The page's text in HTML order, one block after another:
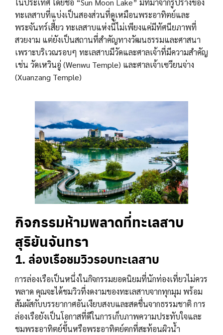
ทะเลสาบที่แบ่งเป็นสองส่วนที่ดูเหมือนพระอาทิตย์และ
พระจันทร์เสี้ยว ทะเลสาบแห่งนี้ไม่เพียงแค่มีทัศนียภาพที่
สวยงาม แต่ยังเป็นสถานที่สำคัญทางวัฒนธรรมและศาสนา
เพราะบริเวณรอบๆ ทะเลสาบมีวัดและศาลเจ้าที่มีความสำคัญ
เช่น วัดเหวินอู่ (Wenwu Temple) และศาลเจ้าเซวียนจ่าง
(Xuanzang Temple)
กิจกรรมห้ามพลาดที่ทะเลสาบ
สุริยันจันทรา
1. ล่องเรือชมวิวรอบทะเลสาบ
การล่องเรือเป็นหนึ่งในกิจกรรมยอดนิยมที่นักท่องเที่ยวไม่ควร
พลาด คุณจะได้ชมวิวที่งดงามของทะเลสาบจากทุกมุม พร้อม
สัมผัสกับบรรยากาศอันเงียบสงบและสดชื่นจากธรรมชาติ การ
ล่องเรือยังเป็นโอกาสที่ดีในการเก็บภาพความประทับใจและ
ชมพระอาทิตย์ขึ้นหรือพระอาทิตย์ตกที่สะท้อนผิวน้ำ